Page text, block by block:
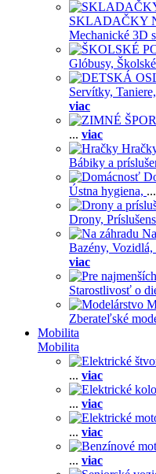
SKLADAČKY
Mechanické 3D
Glóbusy,
Servítky, Taniere,
viac
... viac
Bábiky a
Ústna hygiena, ...
Drony,
Bazény, Vozidlá,
viac
Starostlivosť o
Zberateľské
Mobilita
Mobilita
... viac
... viac
... viac
... viac